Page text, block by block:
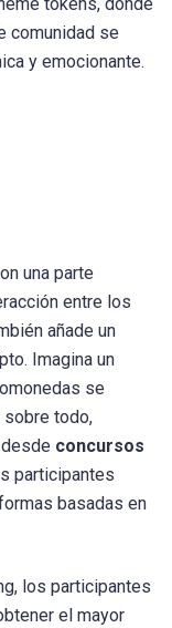
tokens, donde
comunidad se
y emocionante.
una parte
entre los
añade un
Imagina un
se
sobre todo,
concursos
participantes
basadas en
los participantes
el mayor